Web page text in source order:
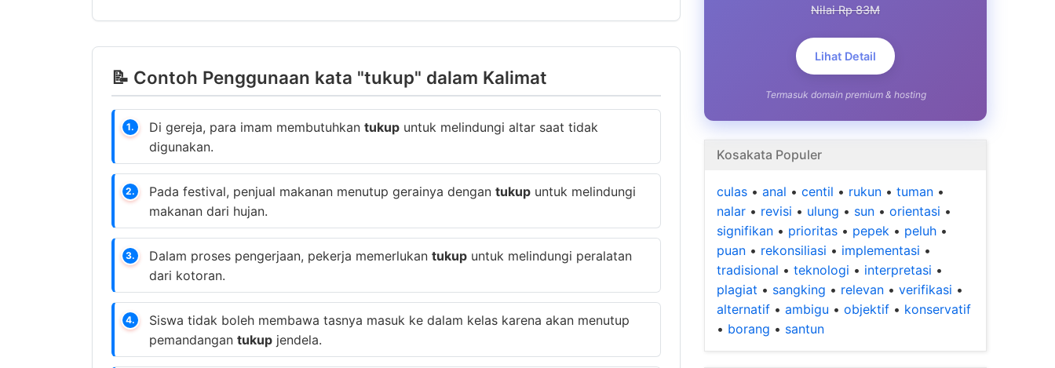
📝 Contoh Penggunaan kata "tukup" dalam Kalimat
1. Di gereja, para imam membutuhkan tukup untuk melindungi altar saat tidak
digunakan.
2. Pada festival, penjual makanan menutup gerainya dengan tukup untuk melindungi
makanan dari hujan.
3. Dalam proses pengerjaan, pekerja memerlukan tukup untuk melindungi peralatan
dari kotoran.
4.
Siswa tidak boleh membawa tasnya masuk ke dalam kelas karena akan menutup
pemandangan tukup jendela.
Nilai Rp 83M
Lihat Detail
Termasuk domain premium & hosting
Kosakata Populer
culas • anal • centil • rukun • tuman •
nalar • revisi • ulung • sun • orientasi •
signifikan • prioritas • pepek • peluh •
puan • rekonsiliasi • implementasi •
tradisional • teknologi • interpretasi •
plagiat • sangking • relevan • verifikasi •
alternatif • ambigu • objektif • konservatif
• borang • santun